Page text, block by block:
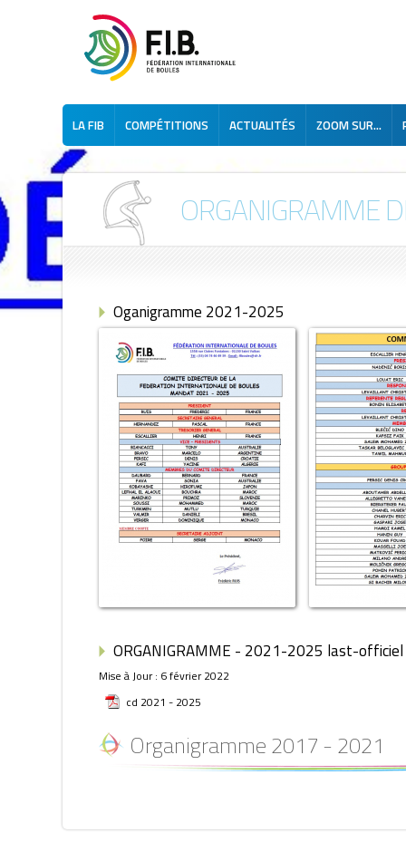
LA FIB COMPÉTITIONS ACTUALITÉS ZOOM SUR...
ORGANIGRAMME
Oganigramme 2021-2025
ORGANIGRAMME - 2021-2025 last-officiel
Mise à Jour : 6 février 2022
cd 2021 - 2025
Organigramme 2017 - 2021